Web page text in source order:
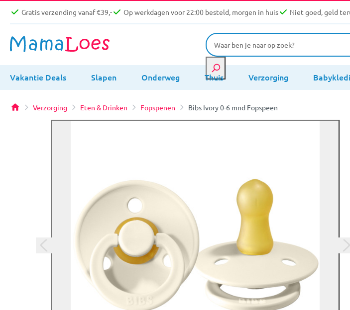
Gratis verzending vanaf €39,- Op werkdagen voor 22:00 besteld, morgen in huis Niet goed, geld
Vakantie Deals Slapen Onderweg Thuis Verzorging
Verzorging Eten & Drinken Fopspenen Bibs Ivory 0-6 mnd Fopspeen